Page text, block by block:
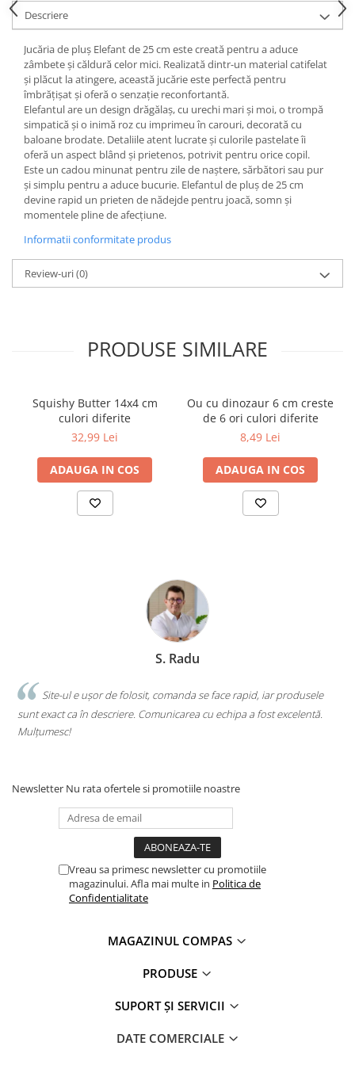
Ghiozdane pentru grădinită
Penare
Penare echipate
Penare neechipate
Penare tip etui
Acuarele și pensule școlare
Acuarele școlare și Tempera
Pensule școlare
Pahare și palete pictură
Descriere
Jucăria de pluș Elefant de 25 cm este creată pentru a aduce
zâmbete și căldură celor mici. Realizată dintr-un material catifelat
și plăcut la atingere, această jucărie este perfectă pentru
îmbrățișat și oferă o senzație reconfortantă.
Elefantul are un design drăgălaș, cu urechi mari și moi, o trompă
simpatică și o inimă roz cu imprimeu în carouri, decorată cu
baloane brodate. Detaliile atent lucrate și culorile pastelate îi
oferă un aspect blând și prietenos, potrivit pentru orice copil.
Este un cadou minunat pentru zile de naștere, sărbători sau pur
și simplu pentru a aduce bucurie. Elefantul de pluș de 25 cm
devine rapid un prieten de nădejde pentru joacă, somn și
momentele pline de afecțiune.
Informatii conformitate produs
Review-uri(0)
PRODUSE SIMILARE
Squishy Butter 14x4 cm
culori diferite
32,99 Lei
ADAUGA IN COS
Ou cu dinozaur 6 cm creste
de 6 ori culori diferite
8,49 Lei
ADAUGA IN COS
S. Radu
Site-ul e ușor de folosit, comanda se face rapid, iar produsele
sunt exact ca în descriere. Comunicarea cu echipa a fost excelentă.
Mulțumesc!
Newsletter Nu rata ofertele si promotiile noastre
Vreau sa primesc newsletter cu promotiile
magazinului. Afla mai multe in Politica de
Confidentialitate
MAGAZINUL COMPAS
PRODUSE
SUPORT ȘI SERVICII
DATE COMERCIALE